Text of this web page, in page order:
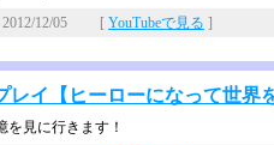
2012/12/05 [ YouTubeで見る ]
レイ【ヒーローになって世
見に行きます！